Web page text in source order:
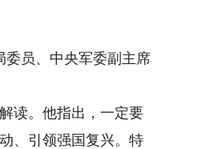
委员、中央军委副主席
读。他指出，一定要
、引领强国复兴。特